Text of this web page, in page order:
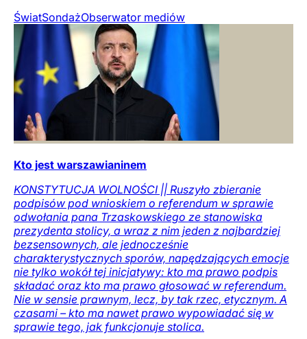
ŚwiatSondażObserwator mediów
Kto jest warszawianinem
KONSTYTUCJA WOLNOŚCI || Ruszyło zbieranie
podpisów pod wnioskiem o referendum w sprawie
odwołania pana Trzaskowskiego ze stanowiska
prezydenta stolicy, a wraz z nim jeden z najbardziej
bezsensownych, ale jednocześnie
charakterystycznych sporów, napędzających emocje
nie tylko wokół tej inicjatywy: kto ma prawo podpis
składać oraz kto ma prawo głosować w referendum.
Nie w sensie prawnym, lecz, by tak rzec, etycznym. A
czasami – kto ma nawet prawo wypowiadać się w
sprawie tego, jak funkcjonuje stolica.